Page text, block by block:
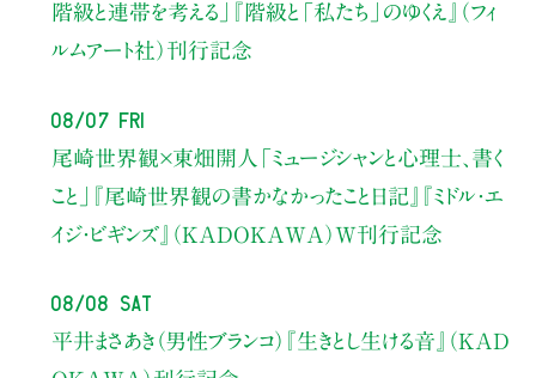
階級と連帯を考える」
『階級と「私たち」のゆくえ』（フィ
ルムアート社）刊行記念
08/07 Fri
尾崎世界観×東畑開人
「ミュージシャンと心理士、書く
こと」
『尾崎世界観の書かなかったこと日記』『ミドル・エ
イジ・ビギンズ』（KADOKAWA）W刊行記念
08/08 Sat
平井まさあき（男性ブランコ） 『生きとし生ける音』（KAD